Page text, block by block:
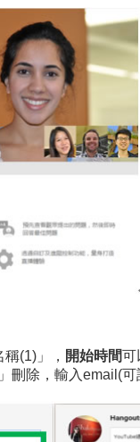
(1)」， 開始時間可
刪除，輸入email(可